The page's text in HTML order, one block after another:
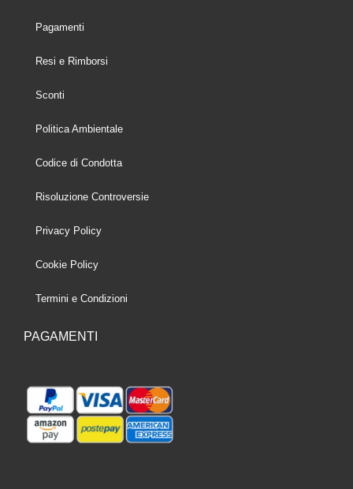
Pagamenti
Resi e Rimborsi
Sconti
Politica Ambientale
Codice di Condotta
Risoluzione Controversie
Privacy Policy
Cookie Policy
Termini e Condizioni
PAGAMENTI